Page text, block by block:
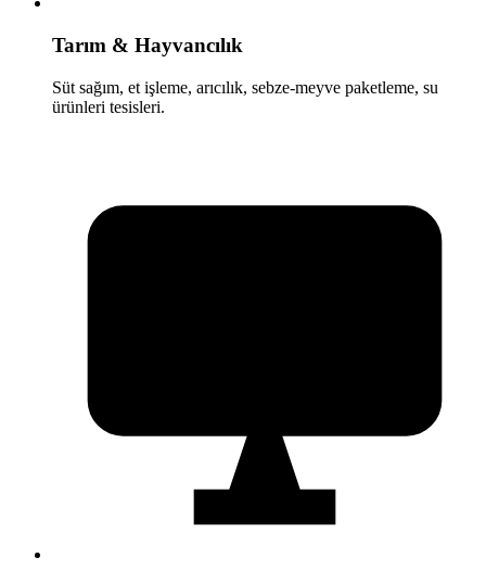
Tarım & Hayvancılık
Süt sağım, et işleme, arıcılık, sebze-meyve paketleme, su
ürünleri tesisleri.